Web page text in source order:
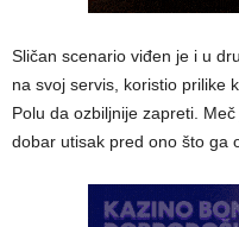
Sličan scenario viđen je i u
na svoj servis, koristio prilike
Polu da ozbiljnije zapreti.
dobar utisak pred ono što ga